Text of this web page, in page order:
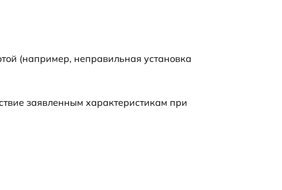
(например, неправильная установка
заявленным характеристикам при